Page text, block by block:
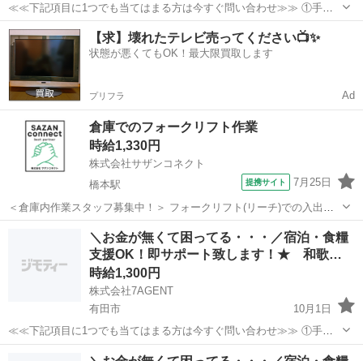
≪≪下記項目に1つでも当てはまる方は今すぐ問い合わせ≫≫ ①手持
ちのお金がほとんど無い ②今日泊まる寝床が無い ③携帯が止まって
る、止まりそう ④今スグ働きたい ⑤いっぱい稼ぎたい 弊社のプロの
コーディネータ...
和歌山 橋本市 倉庫 生活支援
【求】壊れたテレビ売ってください📺✨
状態が悪くてもOK！最大限買取します
プリフラ Ad
倉庫でのフォークリフト作業
時給1,330円
株式会社サザンコネクト
橋本駅
提携サイト 7月25日
＜倉庫内作業スタッフ募集中！＞ フォークリフト(リーチ)での入出荷
作業のお仕事です。 具体的には… ・入荷した原料を倉庫に運搬する作
業 ・出荷する商品の運搬作業 になります。 フォークリフトの免許を
お持ちであればOK★ ...
橋本駅 倉庫
＼お金が無くて困ってる・・・／宿泊・食糧
支援OK！即サポート致します！★ 和歌…
時給1,300円
株式会社7AGENT
有田市
10月1日
≪≪下記項目に1つでも当てはまる方は今すぐ問い合わせ≫≫ ①手持
ちのお金がほとんど無い ②今日泊まる寝床が無い ③携帯が止まって
倉庫 生活支援